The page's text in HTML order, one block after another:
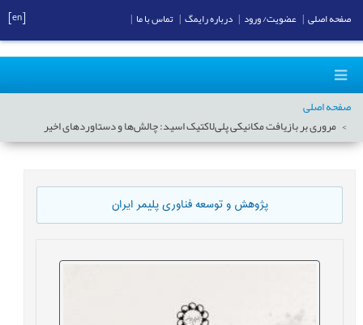
صفحه اصلی
مروری بر بازیافت مکانیکی پلی‌لاکتیک اسید: چالش‌ها و دستاوردهای اخیر
پژوهش و توسعه فناوری پلیمر ایران
صفحه اصلی عضویت/ ورود درباره رایمگ تماس با ما